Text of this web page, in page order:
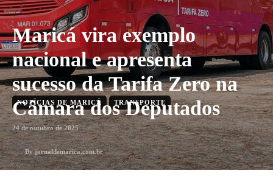
Maricá vira exemplo
nacional e apresenta
sucesso da Tarifa Zero na
Câmara dos Deputados
NOTÍCIAS DE MARICÁ TRANSPORTE
24 de outubro de 2025
By jornaldemarica.com.br